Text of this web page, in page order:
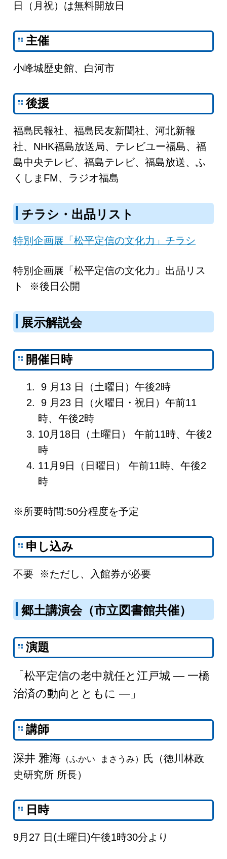
日（月祝）は無料開放日
主催
小峰城歴史館、白河市
後援
福島民報社、福島民友新聞社、河北新報
社、NHK福島放送局、テレビユー福島、福
島中央テレビ、福島テレビ、福島放送、ふ
くしまFM、ラジオ福島
チラシ・出品リスト
特別企画展「松平定信の文化力」チラシ
特別企画展「松平定信の文化力」出品リス
ト ※後日公開
展示解説会
開催日時
9 月13 日（土曜日）午後2時
9 月23 日（火曜日・祝日）午前11
時、午後2時
10月18日（土曜日） 午前11時、午後2
時
11月9日（日曜日） 午前11時、午後2
時
※所要時間:50分程度を予定
申し込み
不要 ※ただし、入館券が必要
郷土講演会（市立図書館共催）
演題
「松平定信の老中就任と江戸城 ― 一橋
治済の動向とともに ―」
講師
深井 雅海 （ふかい まさうみ） 氏（徳川林政
史研究所 所長）
日時
9月27 日(土曜日)午後1時30分より